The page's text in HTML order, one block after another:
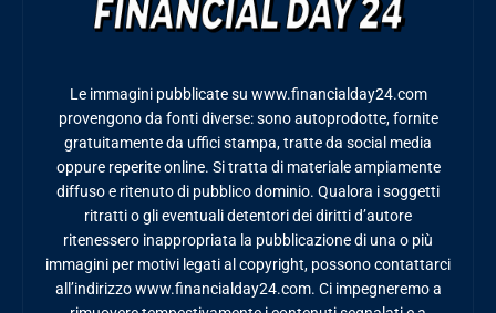
Le immagini pubblicate su www.financialday24.com
provengono da fonti diverse: sono autoprodotte, fornite
gratuitamente da uffici stampa, tratte da social media
oppure reperite online. Si tratta di materiale ampiamente
diffuso e ritenuto di pubblico dominio. Qualora i soggetti
ritratti o gli eventuali detentori dei diritti d’autore
ritenessero inappropriata la pubblicazione di una o più
immagini per motivi legati al copyright, possono contattarci
all’indirizzo www.financialday24.com. Ci impegneremo a